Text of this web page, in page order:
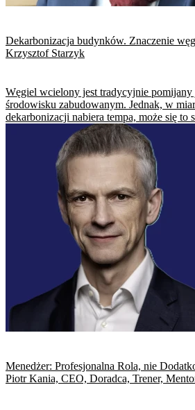
​Dekarbonizacja budynków. Znaczenie
Krzysztof Starzyk
Węgiel wcielony jest tradycyjnie
środowisku zabudowanym. Jednak, w
dekarbonizacji nabiera tempa, może się to
​Menedżer: Profesjonalna Rola, nie
Piotr Kania, CEO, Doradca, Trener,